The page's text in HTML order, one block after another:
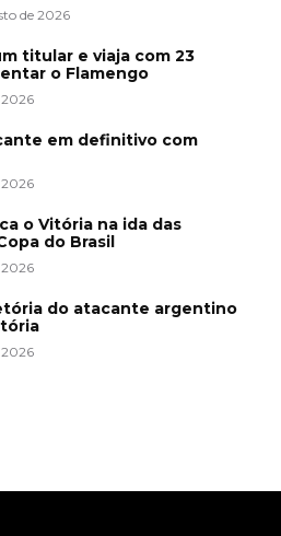
de 2026
titular e viaja com 23
o Flamengo
2026
em definitivo com
2026
o Vitória na ida das
do Brasil
2026
do atacante argentino
2026